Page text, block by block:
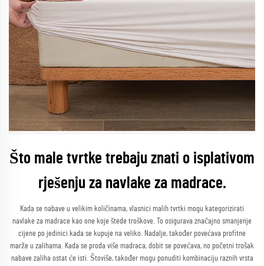
Što male tvrtke trebaju znati o isplativom
rješenju za navlake za madrace.
Kada se nabave u velikim količinama, vlasnici malih tvrtki mogu kategorizirati
navlake za madrace kao one koje štede troškove. To osigurava značajno smanjenje
cijene po jedinici kada se kupuje na veliko. Nadalje, također povećava profitne
marže u zalihama. Kada se proda više madraca, dobit se povećava, no početni trošak
nabave zaliha ostat će isti. Štoviše, također mogu ponuditi kombinaciju raznih vrsta